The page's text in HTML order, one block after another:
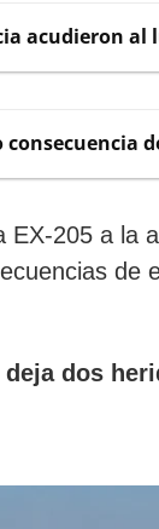
acudieron al
EX-205 a la
de
dos